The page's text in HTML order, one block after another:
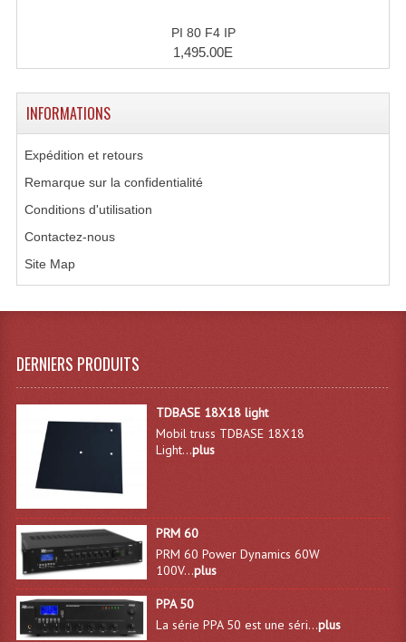
Microphones Filaires
Micro Sans Fil HF VHF 200MHZ
Microphones De Surface
Samplers, Échantillonneurs
Système Sans Fil In-Ear Monitoring
Table Mixages Et Contrôleurs & Consoles
Controleurs DJ USB / MP3
Consoles Sono Et Studio
Consoles Numériques
Consoles Amplifiées
PI 80 F4 IP
1,495.00E
INFORMATIONS
Expédition et retours
Remarque sur la confidentialité
Conditions d'utilisation
Contactez-nous
Site Map
DERNIERS PRODUITS
TDBASE 18X18 light
Mobil truss TDBASE 18X18
Light...plus
PRM 60
PRM 60 Power Dynamics 60W
100V...plus
PPA 50
La série PPA 50 est une séri...plus